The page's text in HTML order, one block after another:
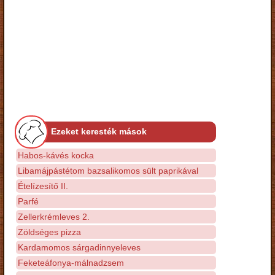
Ezeket keresték mások
Habos-kávés kocka
Libamájpástétom bazsalikomos sült paprikával
Ételízesítő II.
Parfé
Zellerkrémleves 2.
Zöldséges pizza
Kardamomos sárgadinnyeleves
Feketeáfonya-málnadzsem